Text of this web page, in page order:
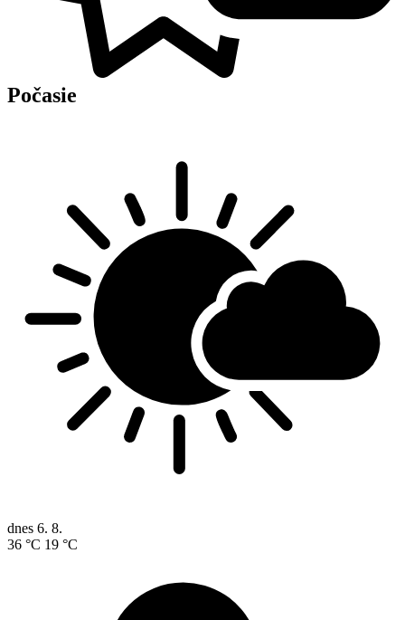
Počasie
dnes 6. 8.
36 °C 19 °C